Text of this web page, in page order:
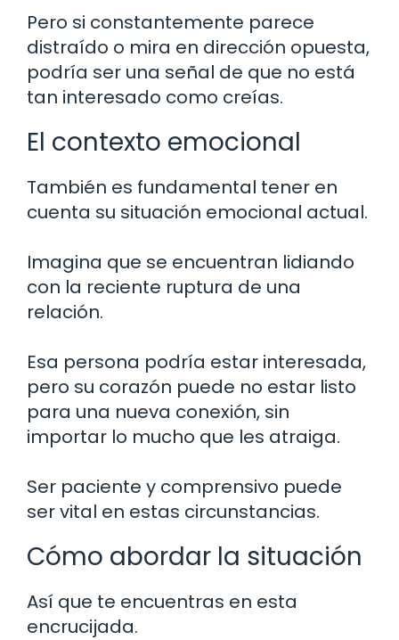
Pero si constantemente parece
distraído o mira en dirección opuesta,
podría ser una señal de que no está
tan interesado como creías.
El contexto emocional
También es fundamental tener en
cuenta su situación emocional actual.
Imagina que se encuentran lidiando
con la reciente ruptura de una
relación.
Esa persona podría estar interesada,
pero su corazón puede no estar listo
para una nueva conexión, sin
importar lo mucho que les atraiga.
Ser paciente y comprensivo puede
ser vital en estas circunstancias.
Cómo abordar la situación
Así que te encuentras en esta
encrucijada.